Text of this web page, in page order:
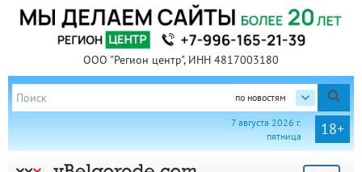
ООО "Регион центр", ИНН 4817003180
по новостям
18+
7 августа 2026 г.
пятница